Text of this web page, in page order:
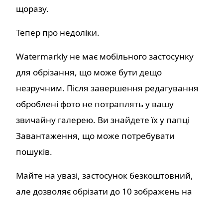
щоразу.
Тепер про недоліки.
Watermarkly не має мобільного застосунку
для обрізання, що може бути дещо
незручним. Після завершення редагування
оброблені фото не потраплять у вашу
звичайну галерею. Ви знайдете їх у папці
Завантаження, що може потребувати
пошуків.
Майте на увазі, застосунок безкоштовний,
але дозволяє обрізати до 10 зображень на